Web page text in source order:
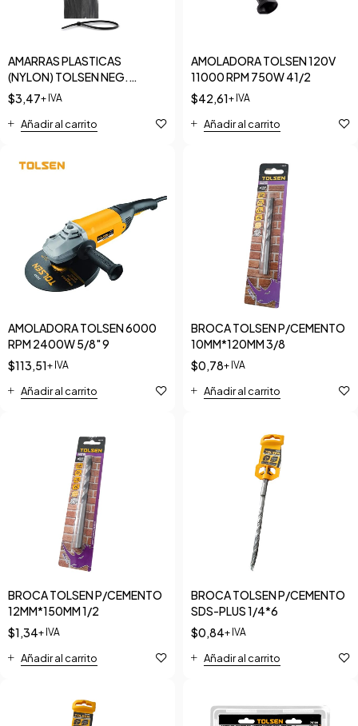
AMARRAS PLASTICAS
(NYLON) TOLSEN NEG.
3.6*300MM
$3,47+ IVA
Añadir al carrito
AMOLADORA TOLSEN 120V
11000 RPM 750W 41/2
$42,61+ IVA
Añadir al carrito
AMOLADORA TOLSEN 6000
RPM 2400W 5/8" 9
$113,51+ IVA
Añadir al carrito
BROCA TOLSEN P/CEMENTO
10MM*120MM 3/8
$0,78+ IVA
Añadir al carrito
BROCA TOLSEN P/CEMENTO
12MM*150MM 1/2
$1,34+ IVA
Añadir al carrito
BROCA TOLSEN P/CEMENTO
SDS-PLUS 1/4*6
$0,84+ IVA
Añadir al carrito